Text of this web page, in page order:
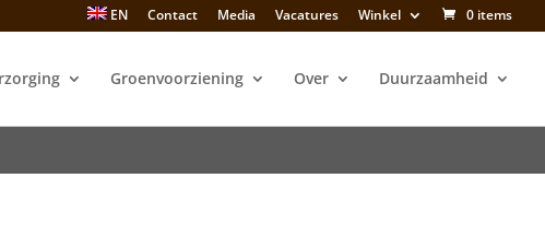
EN Contact Media Vacatures Winkel 0 items
Groenvoorziening Over Duurzaamheid